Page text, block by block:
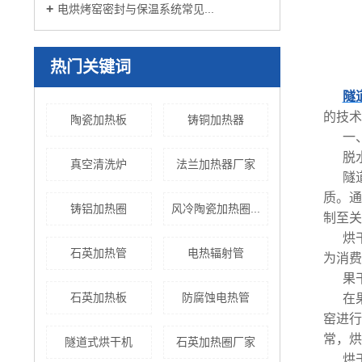
电烘烤窑密封与保温系统常见...
热门关键词
陶瓷加热板 铸铜加热器
真空清洗炉 法兰加热器厂家
铸铝加热圈 风冷陶瓷加热圈...
石英加热管 电热辐射管
石英加热板 防腐蚀电热管
隧道式烘干机 石英加热圈厂家
隧
的技
一
脱
隧
质。
制至
烘
为消
果
在
窑进
常，
烘